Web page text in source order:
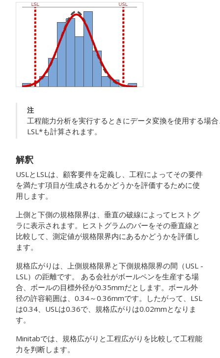
注
工程能力分析を実行するときにデータ変換を使用する場
LSL*も計算されます。
解釈
USLとLSLは、顧客要件を定義し、工程によってその要件
を満たす項目が生成されるかどうかを評価するために使
用します。
上側と下側の規格限界は、垂直の破線によってヒストグ
ラに表示されます。ヒストグラムのバーをその垂直線と
比較して、測定値が規格限界内にあるかどうかを評価し
ます。
規格広がりは、上側規格限界と下側規格限界の間（USL -
LSL）の距離です。
ある会社がボールペンを生産する場
合、ボールの目標外径が0.35mmだとします。ボール外
径の許容範囲は、0.34～0.36mmです。したがって、LSL
は0.34、USLは0.36で、規格広がりは0.02mmとなりま
す。
Minitabでは、規格広がりと工程広がりを比較して工程能
力を判断します。